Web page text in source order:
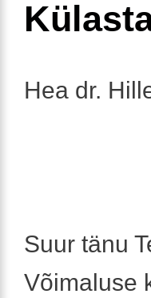
Hea dr.
Suur tänu
Võimaluse